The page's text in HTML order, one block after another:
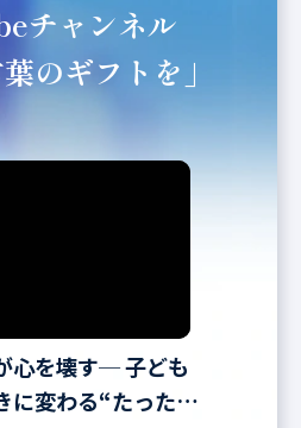
チャンネル
のギフトを」
心を壊す─ 子ども
に変わる“たった一